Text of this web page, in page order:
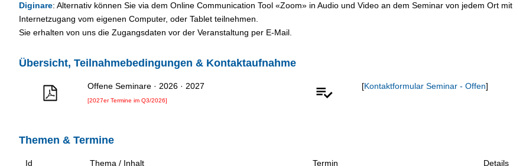
Diginare: Alternativ können Sie via dem Online Communication Tool «Zoom» in Audio und Video an dem Seminar von jedem Ort mit
Internetzugang vom eigenen Computer, oder Tablet teilnehmen.
Sie erhalten von uns die Zugangsdaten vor der Veranstaltung per E-Mail.
Übersicht, Teilnahmebedingungen & Kontaktaufnahme
Offene Seminare · 2026 · 2027
[2027er Termine im Q3/2026]
[Kontaktformular Seminar - Offen]
Themen & Termine
Id Thema / Inhalt Termin Details